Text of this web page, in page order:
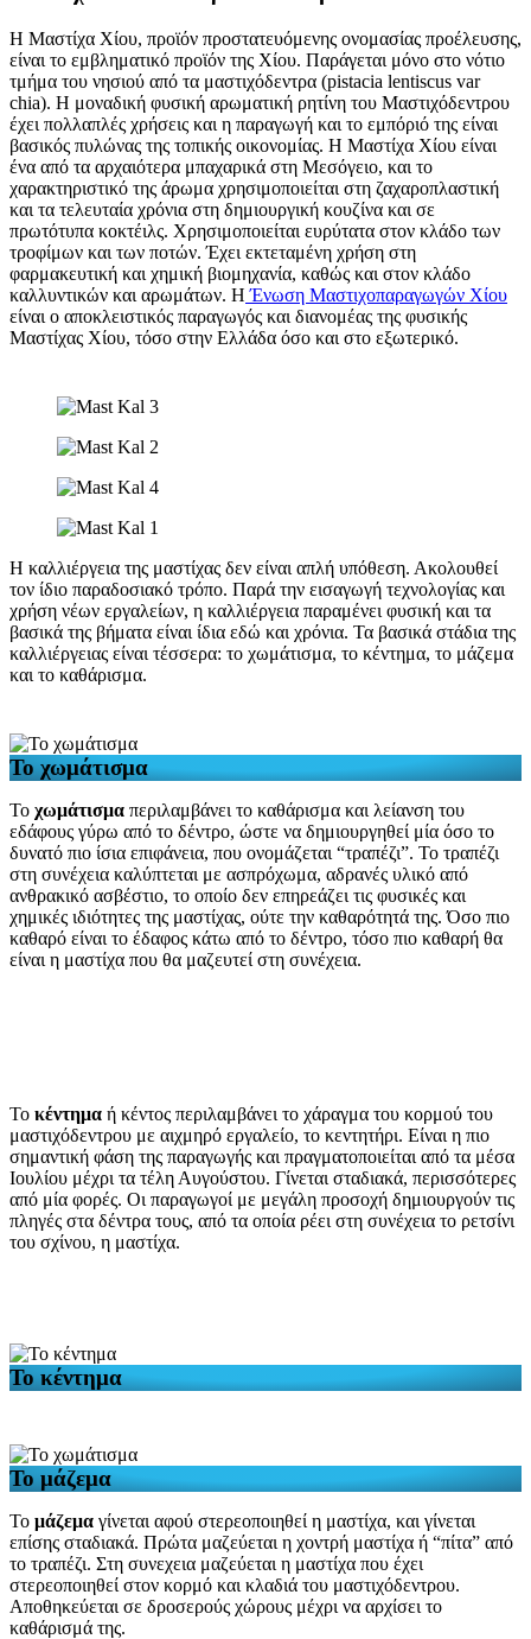
Η Μαστίχα Χίου, προϊόν προστατευόμενης ονομασίας προέλευσης,
είναι το εμβληματικό προϊόν της Χίου. Παράγεται μόνο στο νότιο
τμήμα του νησιού από τα μαστιχόδεντρα (pistacia lentiscus var
chia). Η μοναδική φυσική αρωματική ρητίνη του Μαστιχόδεντρου
έχει πολλαπλές χρήσεις και η παραγωγή και το εμπόριό της είναι
βασικός πυλώνας της τοπικής οικονομίας. Η Μαστίχα Χίου είναι
ένα από τα αρχαιότερα μπαχαρικά στη Μεσόγειο, και το
χαρακτηριστικό της άρωμα χρησιμοποιείται στη ζαχαροπλαστική
και τα τελευταία χρόνια στη δημιουργική κουζίνα και σε
πρωτότυπα κοκτέιλς. Χρησιμοποιείται ευρύτατα στον κλάδο των
τροφίμων και των ποτών. Έχει εκτεταμένη χρήση στη
φαρμακευτική και χημική βιομηχανία, καθώς και στον κλάδο
καλλυντικών και αρωμάτων. Η Ένωση Μαστιχοπαραγωγών Χίου
είναι ο αποκλειστικός παραγωγός και διανομέας της φυσικής
Μαστίχας Χίου, τόσο στην Ελλάδα όσο και στο εξωτερικό.
Η καλλιέργεια της μαστίχας δεν είναι απλή υπόθεση. Ακολουθεί
τον ίδιο παραδοσιακό τρόπο. Παρά την εισαγωγή τεχνολογίας και
χρήση νέων εργαλείων, η καλλιέργεια παραμένει φυσική και τα
βασικά της βήματα είναι ίδια εδώ και χρόνια. Τα βασικά στάδια της
καλλιέργειας είναι τέσσερα: το χωμάτισμα, το κέντημα, το μάζεμα
και το καθάρισμα.
Το χωμάτισμα
Το χωμάτισμα περιλαμβάνει το καθάρισμα και λείανση του
εδάφους γύρω από το δέντρο, ώστε να δημιουργηθεί μία όσο το
δυνατό πιο ίσια επιφάνεια, που ονομάζεται “τραπέζι”. Το τραπέζι
στη συνέχεια καλύπτεται με ασπρόχωμα, αδρανές υλικό από
ανθρακικό ασβέστιο, το οποίο δεν επηρεάζει τις φυσικές και
χημικές ιδιότητες της μαστίχας, ούτε την καθαρότητά της. Όσο πιο
καθαρό είναι το έδαφος κάτω από το δέντρο, τόσο πιο καθαρή θα
είναι η μαστίχα που θα μαζευτεί στη συνέχεια.
Το κέντημα ή κέντος περιλαμβάνει το χάραγμα του κορμού του
μαστιχόδεντρου με αιχμηρό εργαλείο, το κεντητήρι. Είναι η πιο
σημαντική φάση της παραγωγής και πραγματοποιείται από τα μέσα
Ιουλίου μέχρι τα τέλη Αυγούστου. Γίνεται σταδιακά, περισσότερες
από μία φορές. Οι παραγωγοί με μεγάλη προσοχή δημιουργούν τις
πληγές στα δέντρα τους, από τα οποία ρέει στη συνέχεια το ρετσίνι
του σχίνου, η μαστίχα.
Το κέντημα
Το μάζεμα
Το μάζεμα γίνεται αφού στερεοποιηθεί η μαστίχα, και γίνεται
επίσης σταδιακά. Πρώτα μαζεύεται η χοντρή μαστίχα ή “πίτα” από
το τραπέζι. Στη συνεχεια μαζεύεται η μαστίχα που έχει
στερεοποιηθεί στον κορμό και κλαδιά του μαστιχόδεντρου.
Αποθηκεύεται σε δροσερούς χώρους μέχρι να αρχίσει το
καθάρισμά της.